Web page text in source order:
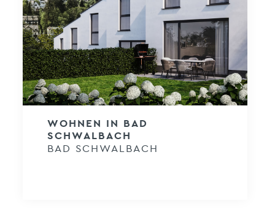
WOHNEN IN BAD
SCHWALBACH
BAD SCHWALBACH